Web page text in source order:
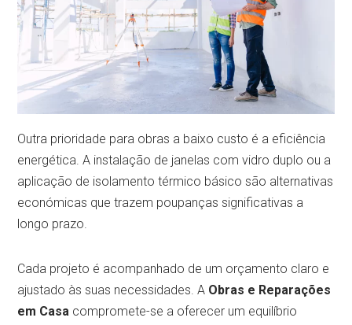
Outra prioridade para obras a baixo custo é a eficiência
energética. A instalação de janelas com vidro duplo ou a
aplicação de isolamento térmico básico são alternativas
económicas que trazem poupanças significativas a
longo prazo.
Cada projeto é acompanhado de um orçamento claro e
ajustado às suas necessidades. A Obras e Reparações
em Casa compromete-se a oferecer um equilíbrio